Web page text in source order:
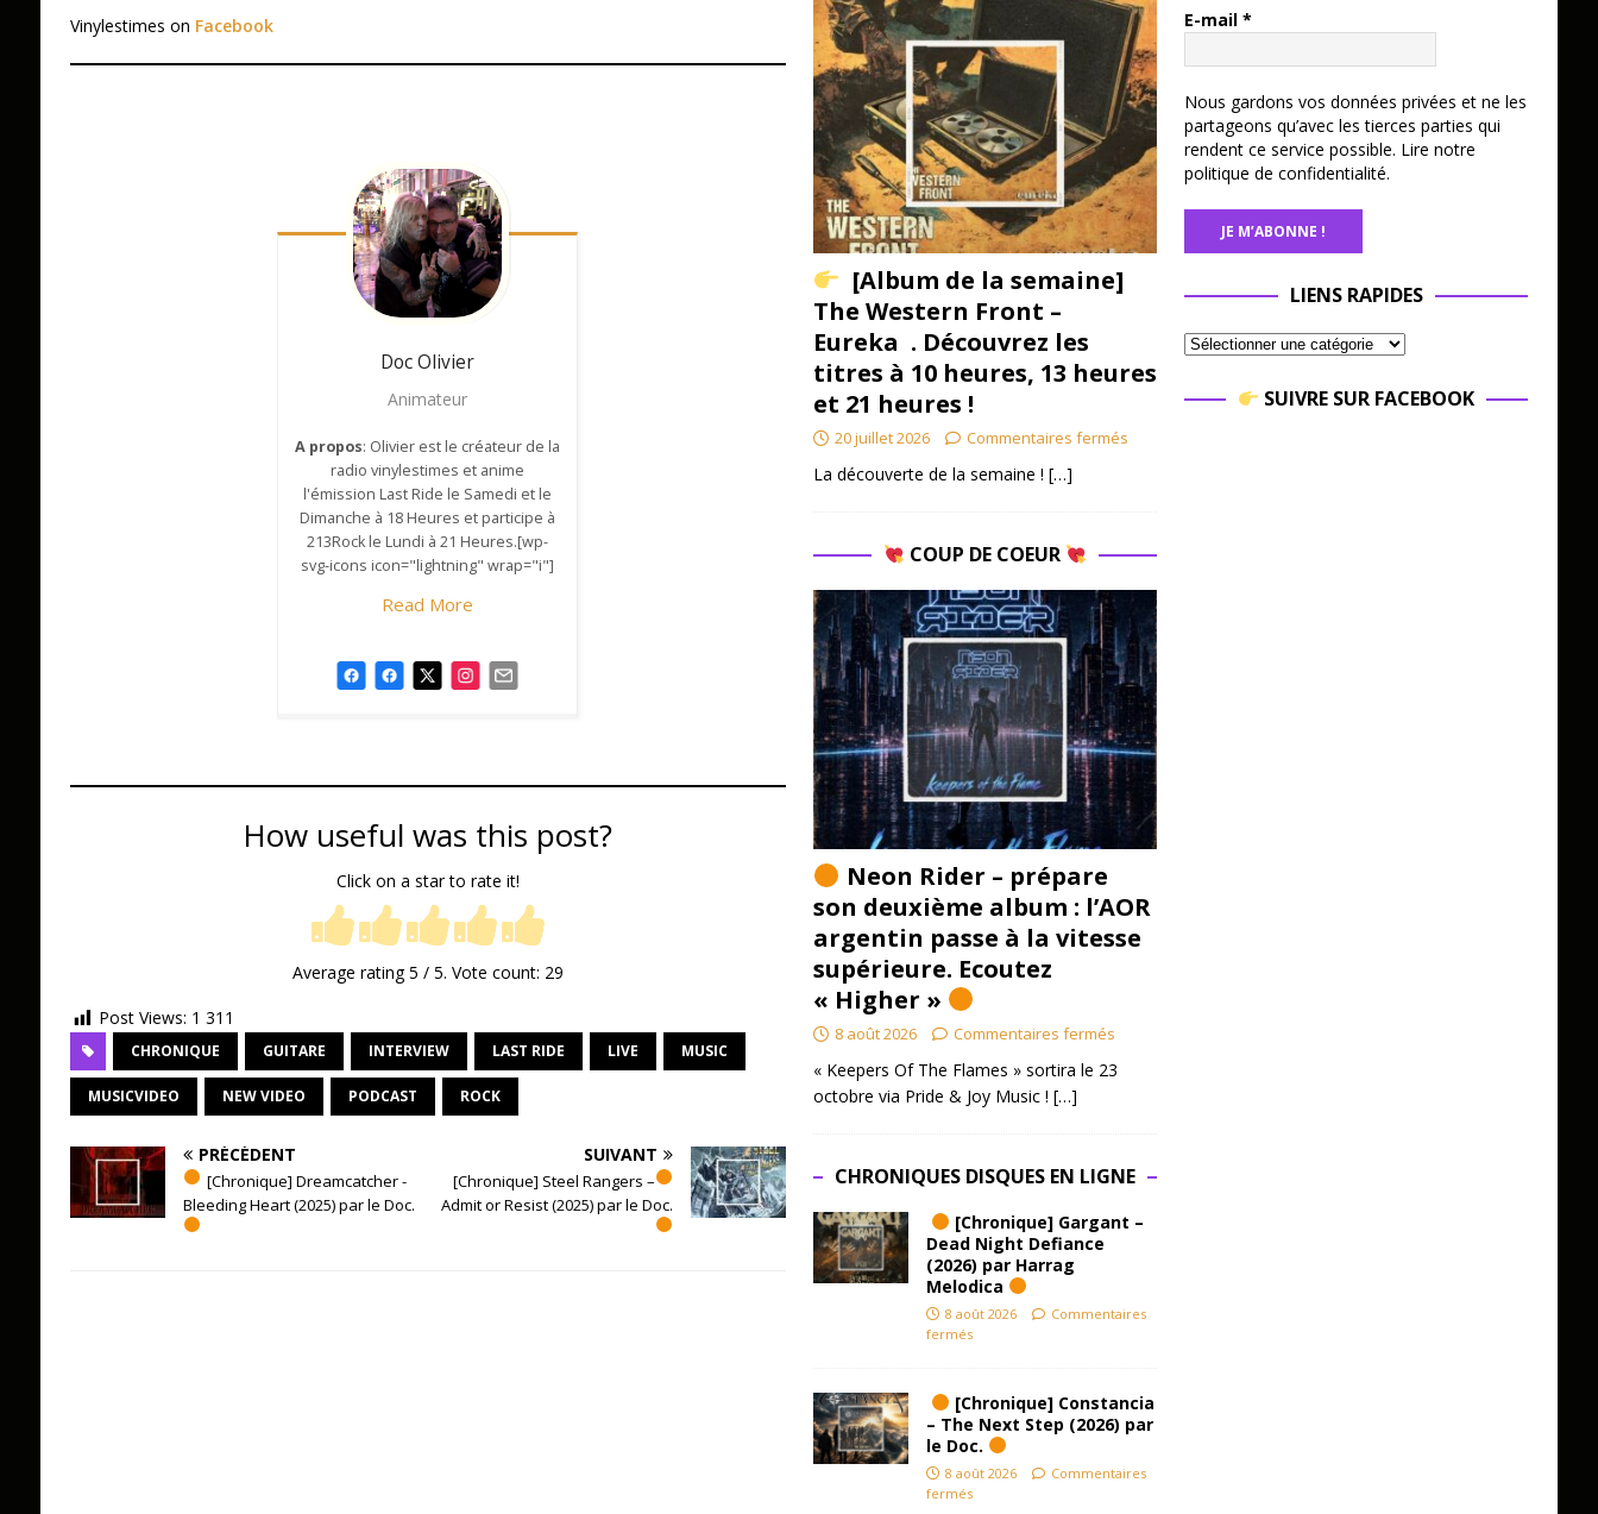
Vinylestimes on Facebook
Doc Olivier
Animateur
A propos: Olivier est le créateur de la
radio vinylestimes et anime
l'émission Last Ride le Samedi et le
Dimanche à 18 Heures et participe à
213Rock le Lundi à 21 Heures.[wp-
svg-icons icon="lightning" wrap="i"]
Read More
How useful was this post?
Click on a star to rate it!
Average rating5 / 5. Vote count: 29
Post Views: 1 311
CHRONIQUE GUITARE INTERVIEW LAST RIDE LIVE MUSIC
MUSICVIDEO NEW VIDEO PODCAST ROCK
PRÉCÉDENT
[Chronique] Dreamcatcher -
Bleeding Heart (2025) par le Doc.
SUIVANT
[Chronique] Steel Rangers –
Admit or Resist (2025) par le Doc.
[Album de la semaine]
The Western Front –
Eureka . Découvrez les
titres à 10 heures, 13 heures
et 21 heures !
20 juillet 2026 Commentaires fermés
La découverte de la semaine ! […]
COUP DE COEUR
Neon Rider – prépare
son deuxième album : l’AOR
argentin passe à la vitesse
supérieure. Ecoutez
« Higher »
8 août 2026 Commentaires fermés
« Keepers Of The Flames » sortira le 23
octobre via Pride & Joy Music ! […]
CHRONIQUES DISQUES EN LIGNE
[Chronique] Gargant –
Dead Night Defiance
(2026) par Harrag
Melodica
8 août 2026
Commentaires
fermés
[Chronique] Constancia
– The Next Step (2026) par
le Doc.
8 août 2026
Commentaires
fermés
E-mail *
Nous gardons vos données privées et ne les
partageons qu’avec les tierces parties qui
rendent ce service possible. Lire notre
politique de confidentialité.
LIENS RAPIDES
SUIVRE SUR FACEBOOK